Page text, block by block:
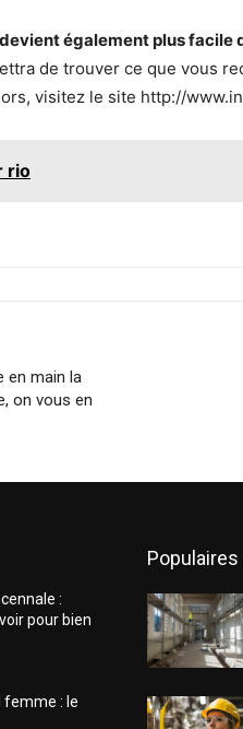
devient également plus
de trouver ce que vous
visitez le site http://
rio
en main la
on vous en
:
pour bien
femme : le
Populaires